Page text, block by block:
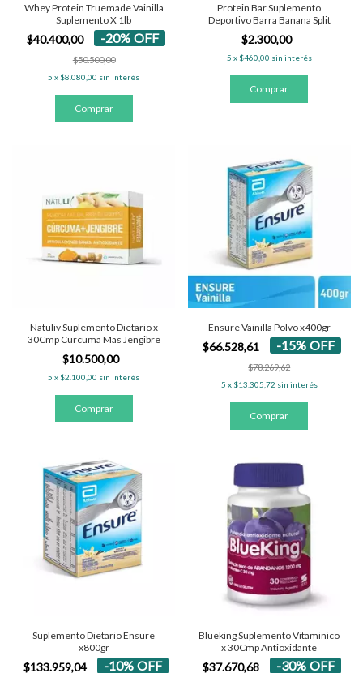
Whey Protein Truemade Vainilla
Suplemento X 1lb
$40.400,00 -20%OFF
$50.500,00
5 x $8.080,00 sin interés
Protein Bar Suplemento
Deportivo Barra Banana Split
$2.300,00
5 x $460,00 sin interés
Natuliv Suplemento Dietario x
30Cmp Curcuma Mas Jengibre
$10.500,00
5 x $2.100,00 sin interés
Ensure Vainilla Polvo x400gr
$66.528,61 -15% OFF
$78.269,62
5 x $13.305,72 sin interés
Suplemento Dietario Ensure
x800gr
$133.959,04 -10%OFF
Blueking Suplemento Vitaminico
x 30Cmp Antioxidante
$37.670,68 -30% OFF